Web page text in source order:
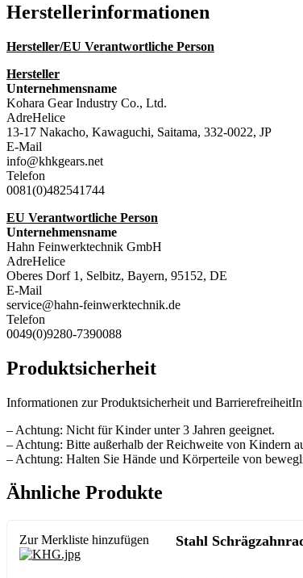
Hersteller­informationen
Hersteller/EU Verantwortliche Person
Hersteller
Unternehmensname
Kohara Gear Industry Co., Ltd.
AdreHelice
13-17 Nakacho, Kawaguchi, Saitama, 332-0022, JP
E-Mail
info@khkgears.net
Telefon
0081(0)482541744
EU Verantwortliche Person
Unternehmensname
Hahn Feinwerktechnik GmbH
AdreHelice
Oberes Dorf 1, Selbitz, Bayern, 95152, DE
E-Mail
service@hahn-feinwerktechnik.de
Telefon
0049(0)9280-7390088
Produktsicherheit
Informationen zur Produktsicherheit und
– Achtung: Nicht für Kinder unter 3 Jahren geeignet.
– Achtung: Bitte außerhalb der Reichweite von Kindern
– Achtung: Halten Sie Hände und Körperteile von
Ähnliche Produkte
Zur Merkliste hinzufügen Stahl